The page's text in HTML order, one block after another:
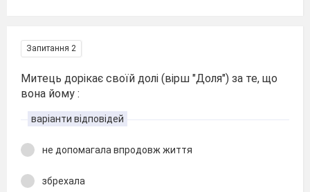
Запитання 2
Митець дорікає своїй долі (вірш "Доля") за те, що
вона йому :
варіанти відповідей
не допомагала впродовж життя
збрехала